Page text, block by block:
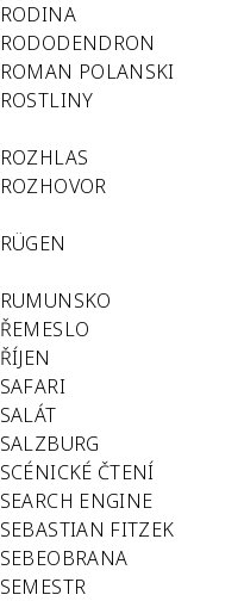
RODINA
RODODENDRON
ROMAN POLANSKI
ROSTLINY
ROZHLAS
ROZHOVOR
RÜGEN
RUMUNSKO
ŘEMESLO
ŘÍJEN
SAFARI
SALÁT
SALZBURG
SCÉNICKÉ ČTENÍ
SEARCH ENGINE
SEBASTIAN FITZEK
SEBEOBRANA
SEMESTR